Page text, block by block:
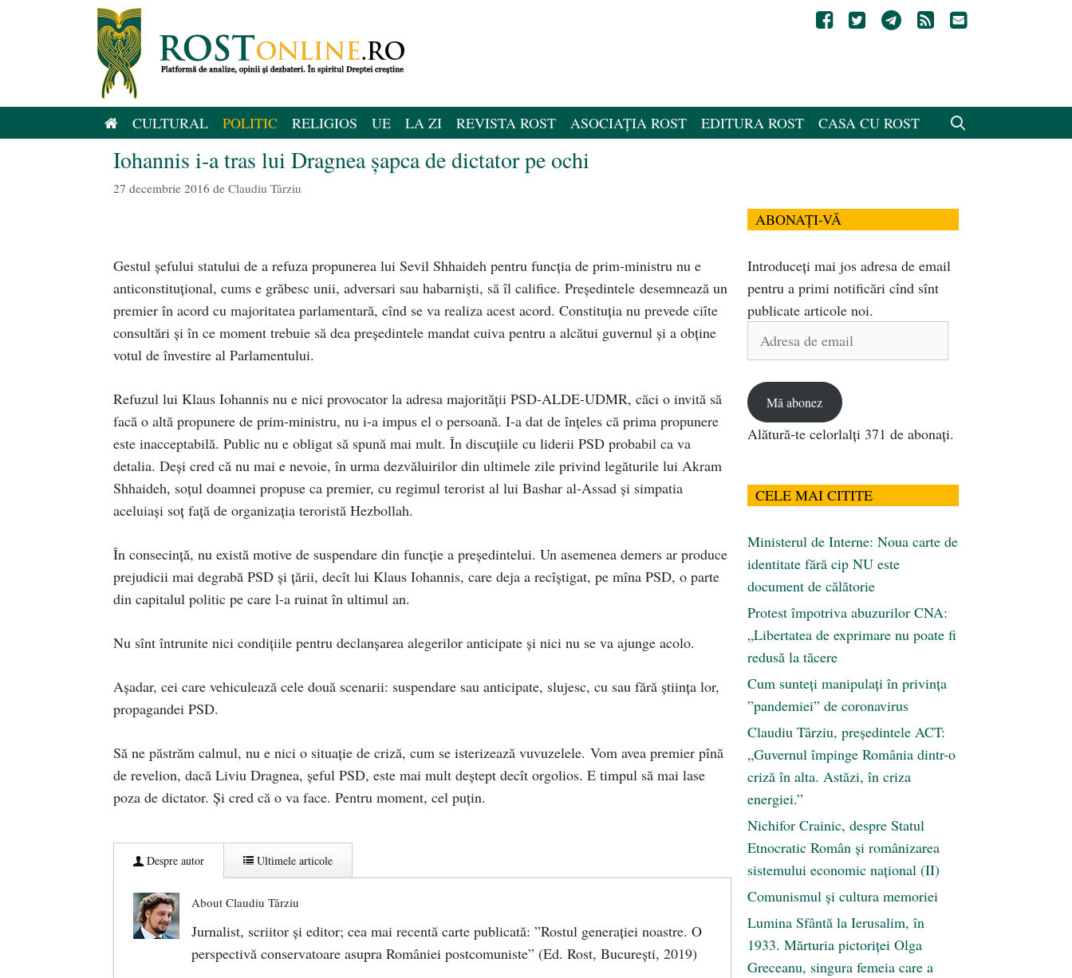
CULTURAL POLITIC RELIGIOS UE LA ZI REVISTA ROST ASOCIAȚIA ROST EDITURA ROST CASA CU ROST
Iohannis i-a tras lui Dragnea șapca de dictator pe ochi
27 decembrie 2016 de Claudiu Târziu
Gestul șefului statului de a refuza propunerea lui Sevil Shhaideh pentru funcția de prim-ministru nu e
anticonstituțional, cums e grăbesc unii, adversari sau habarniști, să îl califice. Președintele desemnează un
premier în acord cu majoritatea parlamentară, cînd se va realiza acest acord. Constituția nu prevede ciîte
consultări și în ce moment trebuie să dea președintele mandat cuiva pentru a alcătui guvernul și a obține
votul de învestire al Parlamentului.
Refuzul lui Klaus Iohannis nu e nici provocator la adresa majorității PSD-ALDE-UDMR, căci o invită să
facă o altă propunere de prim-ministru, nu i-a impus el o persoană. I-a dat de înțeles că prima propunere
este inacceptabilă. Public nu e obligat să spună mai mult. În discuțiile cu liderii PSD probabil ca va
detalia. Deși cred că nu mai e nevoie, în urma dezvăluirilor din ultimele zile privind legăturile lui Akram
Shhaideh, soțul doamnei propuse ca premier, cu regimul terorist al lui Bashar al-Assad și simpatia
aceluiași soț față de organizația teroristă Hezbollah.
În consecință, nu există motive de suspendare din funcție a președintelui. Un asemenea demers ar produce
prejudicii mai degrabă PSD și țării, decît lui Klaus Iohannis, care deja a recîștigat, pe mîna PSD, o parte
din capitalul politic pe care l-a ruinat în ultimul an.
Nu sînt întrunite nici condițiile pentru declanșarea alegerilor anticipate și nici nu se va ajunge acolo.
Așadar, cei care vehiculează cele două scenarii: suspendare sau anticipate, slujesc, cu sau fără știința lor,
propagandei PSD.
Să ne păstrăm calmul, nu e nici o situație de criză, cum se isterizează vuvuzelele. Vom avea premier pînă
de revelion, dacă Liviu Dragnea, șeful PSD, este mai mult deștept decît orgolios. E timpul să mai lase
poza de dictator. Și cred că o va face. Pentru moment, cel puțin.
Despre autor Ultimele articole
About Claudiu Târziu
Jurnalist, scriitor şi editor; cea mai recentă carte publicată: ”Rostul generației noastre. O
perspectivă conservatoare asupra României postcomuniste” (Ed. Rost, București, 2019)
ABONAȚI-VĂ
Introduceți mai jos adresa de email
pentru a primi notificări cînd sînt
publicate articole noi.
Adresa
Mă abonez
Alătură-te celorlalți 371 de abonați.
CELE MAI CITITE
Ministerul de Interne: Noua carte de
identitate fără cip NU este
document de călătorie
Protest împotriva abuzurilor CNA:
„Libertatea de exprimare nu poate fi
redusă la tăcere
Cum sunteți manipulați în privința
”pandemiei” de coronavirus
Claudiu Târziu, președintele ACT:
„Guvernul împinge România dintr-o
criză în alta. Astăzi, în criza
energiei.”
Nichifor Crainic, despre Statul
Etnocratic Român şi românizarea
sistemului economic naţional (II)
Comunismul şi cultura memoriei
Lumina Sfântă la Ierusalim, în
1933. Mărturia pictoriței Olga
Greceanu, singura femeia care a